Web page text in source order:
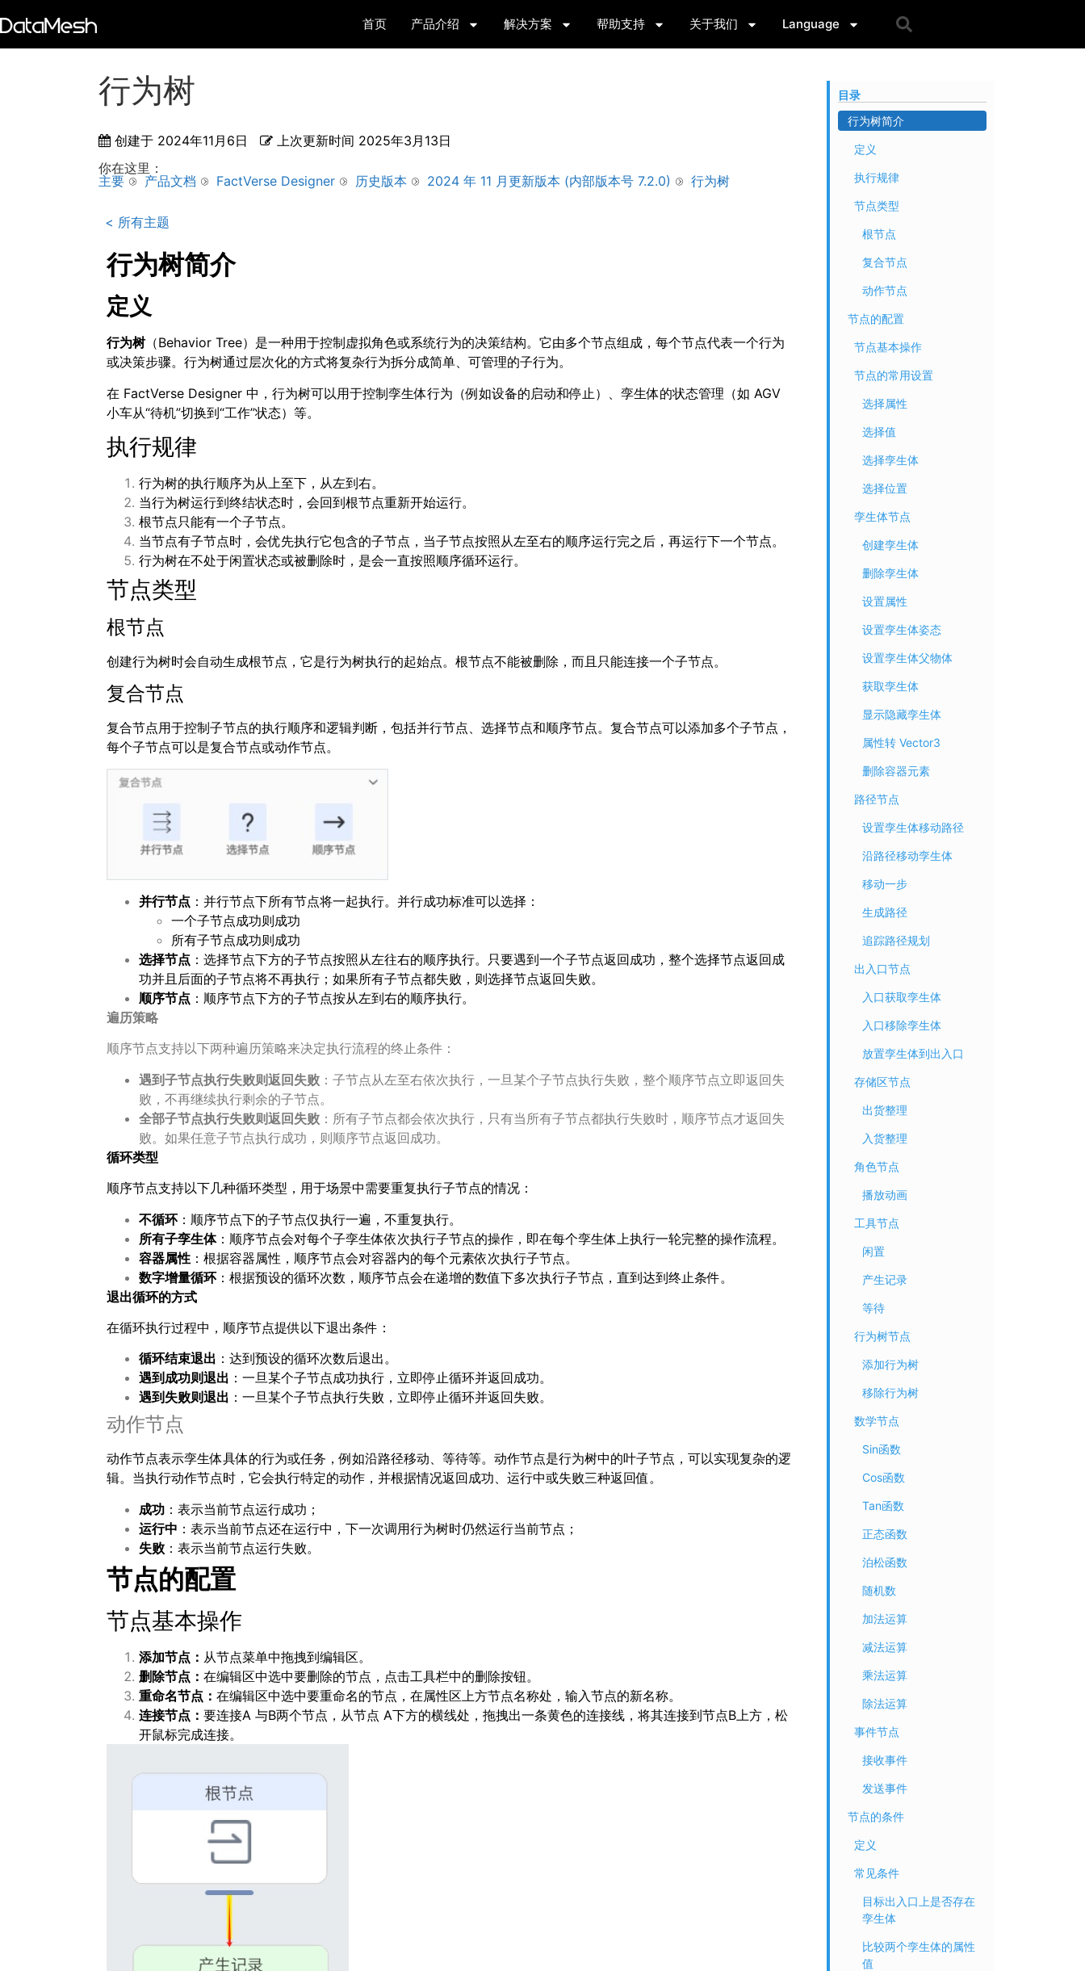
首页 产品介绍 解决方案 帮助支持 关于我们 Language
行为树
创建于 2024年11月6日 上次更新时间 2025年3月13日
你在这里：
主要
产品文档 FactVerse Designer 历史版本 2024 年 11 月更新版本 (内部版本号 7.2.0) 行为树
< 所有主题
行为树简介
定义
行为树（Behavior Tree）是一种用于控制虚拟角色或系统行为的决策结构。它由多个节点组成，每个节点代表一个行为
或决策步骤。行为树通过层次化的方式将复杂行为拆分成简单、可管理的子行为。
在 FactVerse Designer 中，行为树可以用于控制孪生体行为（例如设备的启动和停止）、孪生体的状态管理（如 AGV
小车从“待机”切换到“工作”状态）等。
执行规律
行为树的执行顺序为从上至下，从左到右。
当行为树运行到终结状态时，会回到根节点重新开始运行。
根节点只能有一个子节点。
当节点有子节点时，会优先执行它包含的子节点，当子节点按照从左至右的顺序运行完之后，再运行下一个节点。
行为树在不处于闲置状态或被删除时，是会一直按照顺序循环运行。
节点类型
根节点
创建行为树时会自动生成根节点，它是行为树执行的起始点。根节点不能被删除，而且只能连接一个子节点。
复合节点
复合节点用于控制子节点的执行顺序和逻辑判断，包括并行节点、选择节点和顺序节点。复合节点可以添加多个子节点，
每个子节点可以是复合节点或动作节点。
并行节点 ：并行节点下所有节点将一起执行。并行成功标准可以选择：
一个子节点成功则成功
所有子节点成功则成功
选择节点 ：选择节点下方的子节点按照从左往右的顺序执行。只要遇到一个子节点返回成功，整个选择节点返回成
功并且后面的子节点将不再执行；如果所有子节点都失败，则选择节点返回失败。
顺序节点 ：顺序节点下方的子节点按从左到右的顺序执行。
遍历策略
顺序节点支持以下两种遍历策略来决定执行流程的终止条件：
遇到子节点执行失败则返回失败 ：子节点从左至右依次执行，一旦某个子节点执行失败，整个顺序节点立即返回失
败，不再继续执行剩余的子节点。
全部子节点执行失败则返回失败 ：所有子节点都会依次执行，只有当所有子节点都执行失败时，顺序节点才返回失
败。如果任意子节点执行成功，则顺序节点返回成功。
循环类型
顺序节点支持以下几种循环类型，用于场景中需要重复执行子节点的情况：
不循环：顺序节点下的子节点仅执行一遍，不重复执行。
所有子孪生体：顺序节点会对每个子孪生体依次执行子节点的操作，即在每个孪生体上执行一轮完整的操作流程。
容器属性 ：根据容器属性，顺序节点会对容器内的每个元素依次执行子节点。
数字增量循环：根据预设的循环次数，顺序节点会在递增的数值下多次执行子节点，直到达到终止条件。
退出循环的方式
在循环执行过程中，顺序节点提供以下退出条件：
循环结束退出 ：达到预设的循环次数后退出。
遇到成功则退出 ：一旦某个子节点成功执行，立即停止循环并返回成功。
遇到失败则退出 ：一旦某个子节点执行失败，立即停止循环并返回失败。
动作节点
动作节点表示孪生体具体的行为或任务，例如沿路径移动、等待等。动作节点是行为树中的叶子节点，可以实现复杂的逻
辑。当执行动作节点时，它会执行特定的动作，并根据情况返回成功、运行中或失败三种返回值。
成功 ：表示当前节点运行成功；
运行中 ：表示当前节点还在运行中，下一次调用行为树时仍然运行当前节点；
失败 ：表示当前节点运行失败。
节点的配置
节点基本操作
添加节点： 从节点菜单中拖拽到编辑区。
删除节点： 在编辑区中选中要删除的节点，点击工具栏中的删除按钮。
重命名节点： 在编辑区中选中要重命名的节点，在属性区上方节点名称处，输入节点的新名称。
连接节点： 要连接A 与B两个节点，从节点 A下方的横线处，拖拽出一条黄色的连接线，将其连接到节点B上方，松
开鼠标完成连接。
目录
行为树简介
定义
执行规律
节点类型
根节点
复合节点
动作节点
节点的配置
节点基本操作
节点的常用设置
选择属性
选择值
选择孪生体
选择位置
孪生体节点
创建孪生体
删除孪生体
设置属性
设置孪生体姿态
设置孪生体父物体
获取孪生体
显示隐藏孪生体
属性转 Vector3
删除容器元素
路径节点
设置孪生体移动路径
沿路径移动孪生体
移动一步
生成路径
追踪路径规划
出入口节点
入口获取孪生体
入口移除孪生体
放置孪生体到出入口
存储区节点
出货整理
入货整理
角色节点
播放动画
工具节点
闲置
产生记录
等待
行为树节点
添加行为树
移除行为树
数学节点
Sin函数
Cos函数
Tan函数
正态函数
泊松函数
随机数
加法运算
减法运算
乘法运算
除法运算
事件节点
接收事件
发送事件
节点的条件
定义
常见条件
目标出入口上是否存在
孪生体
比较两个孪生体的属性
值